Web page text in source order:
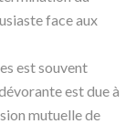
face aux
est souvent
est due à
mutuelle de